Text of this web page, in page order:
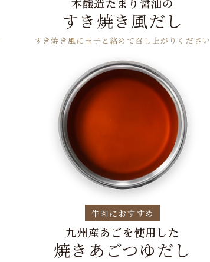
すき焼き風だし
すき焼き風に玉子と絡めて召し上がりください
牛肉におすすめ
九州産あごを使用した
焼きあごつゆだし